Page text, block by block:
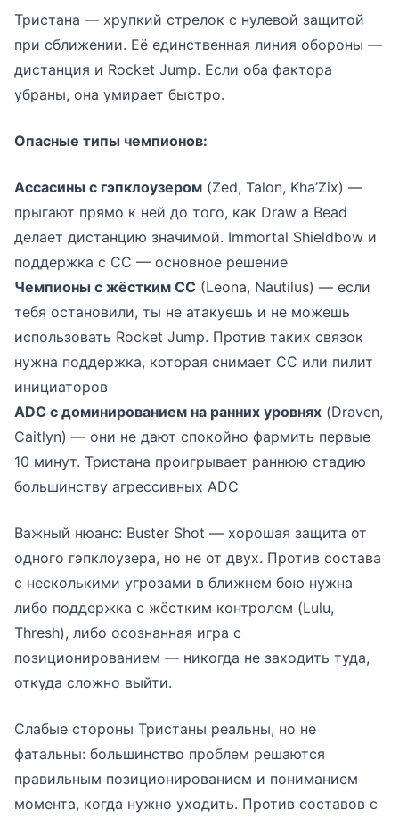
Тристана — хрупкий стрелок с нулевой защитой
при сближении. Её единственная линия обороны —
дистанция и Rocket Jump. Если оба фактора
убраны, она умирает быстро.
Опасные типы чемпионов:
Ассасины с гэпклоузером (Zed, Talon, Kha’Zix) —
прыгают прямо к ней до того, как Draw a Bead
делает дистанцию значимой. Immortal Shieldbow и
поддержка с CC — основное решение
Чемпионы с жёстким CC (Leona, Nautilus) — если
тебя остановили, ты не атакуешь и не можешь
использовать Rocket Jump. Против таких связок
нужна поддержка, которая снимает CC или пилит
инициаторов
ADC с доминированием на ранних уровнях (Draven,
Caitlyn) — они не дают спокойно фармить первые
10 минут. Тристана проигрывает раннюю стадию
большинству агрессивных ADC
Важный нюанс: Buster Shot — хорошая защита от
одного гэпклоузера, но не от двух. Против состава
с несколькими угрозами в ближнем бою нужна
либо поддержка с жёстким контролем (Lulu,
Thresh), либо осознанная игра с
позиционированием — никогда не заходить туда,
откуда сложно выйти.
Слабые стороны Тристаны реальны, но не
фатальны: большинство проблем решаются
правильным позиционированием и пониманием
момента, когда нужно уходить. Против составов с